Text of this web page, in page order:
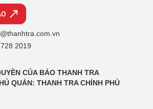
2019
CỦA BÁO THANH TRA
QUẢN: THANH TRA CHÍNH PHỦ